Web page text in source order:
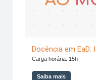
Docência em
Carga horária: 15h
Saiba mais